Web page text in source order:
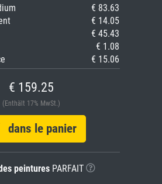
€ 83.63
€ 14.05
€ 45.43
€ 1.08
€ 15.06
€ 159.25
(Enthält 17% MwSt.)
le panier
peinturesPARFAIT